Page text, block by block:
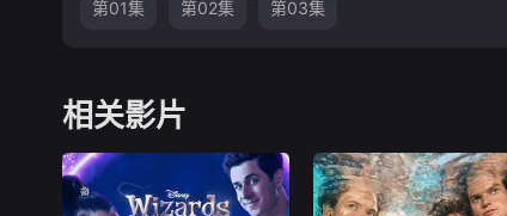
第01集 第02集 第03集
相关影片